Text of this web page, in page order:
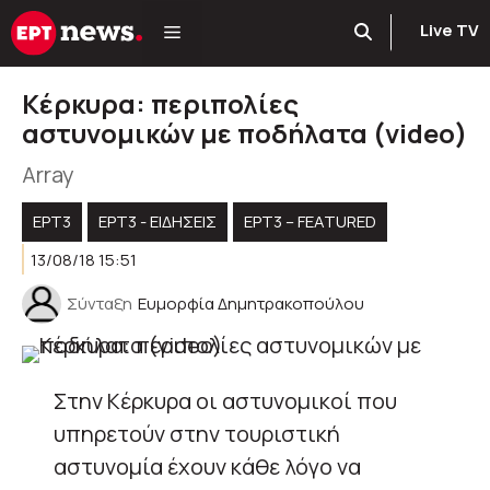
Μετάβαση
σε
Live TV
Κέρκυρα: περιπολίες
αστυνομικών με ποδήλατα (video)
Array
ΕΡΤ3 ΕΡΤ3 - ΕΙΔΉΣΕΙΣ
ΕΡΤ3 – FEATURED
13/08/18 15:51
Σύνταξη Ευμορφία Δημητρακοπούλου
Στην Κέρκυρα οι αστυνομικοί που
υπηρετούν στην τουριστική
αστυνομία έχουν κάθε λόγο να